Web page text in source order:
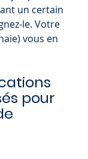
un certain
le. Votre
vous en
pour